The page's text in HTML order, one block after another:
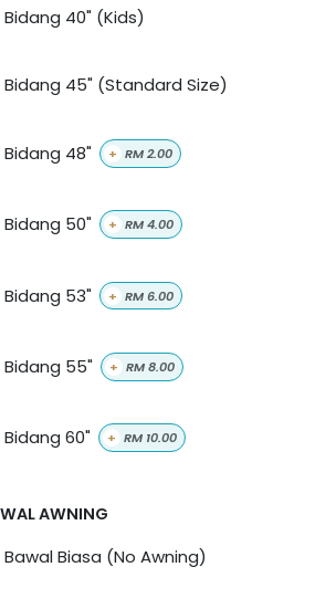
Bidang 40" (Kids)
Bidang 45" (Standard Size)
Bidang 48" + RM2.00
Bidang 50" + RM4.00
Bidang 53" + RM6.00
Bidang 55" + RM8.00
Bidang 60" + RM 10.00
AWNING
Bawal Biasa (No Awning)